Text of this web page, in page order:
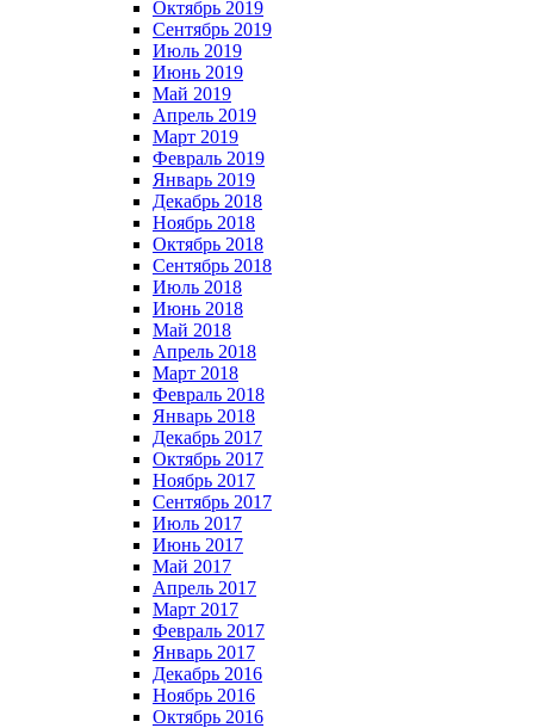
Октябрь 2019
Сентябрь 2019
Июль 2019
Июнь 2019
Май 2019
Апрель 2019
Март 2019
Февраль 2019
Январь 2019
Декабрь 2018
Ноябрь 2018
Октябрь 2018
Сентябрь 2018
Июль 2018
Июнь 2018
Май 2018
Апрель 2018
Март 2018
Февраль 2018
Январь 2018
Декабрь 2017
Октябрь 2017
Ноябрь 2017
Сентябрь 2017
Июль 2017
Июнь 2017
Май 2017
Апрель 2017
Март 2017
Февраль 2017
Январь 2017
Декабрь 2016
Ноябрь 2016
Октябрь 2016